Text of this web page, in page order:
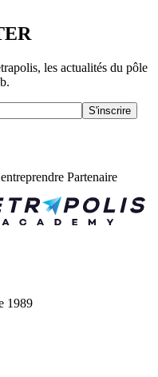
les actualités du pôle
S'inscrire
1989